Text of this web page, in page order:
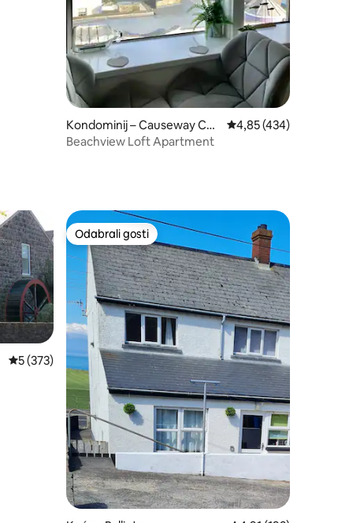
Kondominij – Causeway Coa
st and Glens
Prosječna ocjena:
4,85 (434)
Beachview Loft Apartment
„Odabrali gosti”
Prosječna ocjena: 5/5, recenzija: 373
5 (373)
Odabrali gosti
Odabrali gosti